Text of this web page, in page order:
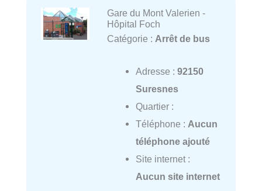
Gare du Mont Valerien -
Hôpital Foch
Catégorie : Arrêt de bus
Adresse : 92150
Suresnes
Quartier :
Téléphone : Aucun
téléphone ajouté
Site internet :
Aucun site internet